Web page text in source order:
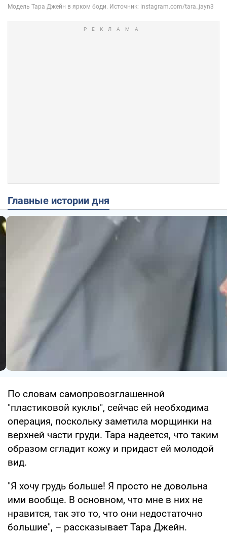
Главные истории дня
По словам самопровозглашенной
"пластиковой куклы", сейчас ей необходима
операция, поскольку заметила морщинки на
верхней части груди. Тара надеется, что таким
образом сгладит кожу и придаст ей молодой
вид.
"Я хочу грудь больше! Я просто не довольна
ими вообще. В основном, что мне в них не
нравится, так это то, что они недостаточно
большие", – рассказывает Тара Джейн.